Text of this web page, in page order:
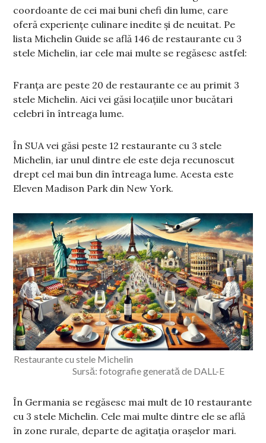
coordoante de cei mai buni chefi din lume, care
oferă experiențe culinare inedite și de neuitat. Pe
lista Michelin Guide se află 146 de restaurante cu 3
stele Michelin, iar cele mai multe se regăsesc astfel:
Franța are peste 20 de restaurante ce au primit 3
stele Michelin. Aici vei găsi locațiile unor bucătari
celebri în întreaga lume.
În SUA vei găsi peste 12 restaurante cu 3 stele
Michelin, iar unul dintre ele este deja recunoscut
drept cel mai bun din întreaga lume. Acesta este
Eleven Madison Park din New York.
Restaurante cu stele Michelin
Sursă: fotografie generată de DALL-E
În Germania se regăsesc mai mult de 10 restaurante
cu 3 stele Michelin. Cele mai multe dintre ele se află
în zone rurale, departe de agitația orașelor mari.